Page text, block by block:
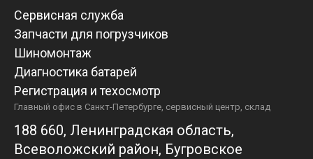
Сервисная служба
Запчасти для погрузчиков
Шиномонтаж
Диагностика батарей
Регистрация и техосмотр
Главный офис в Санкт-Петербурге, сервисный центр, склад
188 660, Ленинградская область,
Всеволожский район, Бугровское